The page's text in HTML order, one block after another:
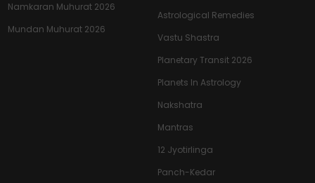
Namkaran Muhurat 2026
Mundan Muhurat 2026
Astrological Remedies
Vastu Shastra
Planetary Transit 2026
Planets In Astrology
Nakshatra
Mantras
12 Jyotirlinga
Panch-Kedar